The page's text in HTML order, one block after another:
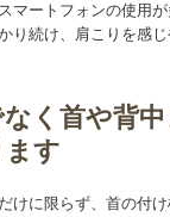
マートフォンの使用
り続け、肩こりを感
く首や背
ます
けに限らず、首の付